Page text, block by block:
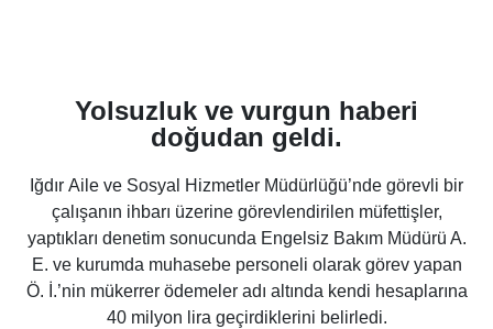
Yolsuzluk ve vurgun haberi
doğudan geldi.
Iğdır Aile ve Sosyal Hizmetler Müdürlüğü’nde görevli bir
çalışanın ihbarı üzerine görevlendirilen müfettişler,
yaptıkları denetim sonucunda Engelsiz Bakım Müdürü A.
E. ve kurumda muhasebe personeli olarak görev yapan
Ö. İ.’nin mükerrer ödemeler adı altında kendi hesaplarına
40 milyon lira geçirdiklerini belirledi.